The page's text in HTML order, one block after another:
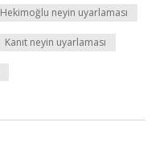
Hekimoğlu neyin uyarlaması
Kanıt neyin uyarlaması